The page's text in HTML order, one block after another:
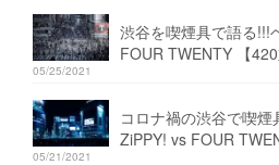
渋谷を喫煙具で語る!!!
FOUR TWENTY 【420
05/25/2021
コロナ禍の渋谷で喫
ZiPPY! vs FOUR
05/21/2021